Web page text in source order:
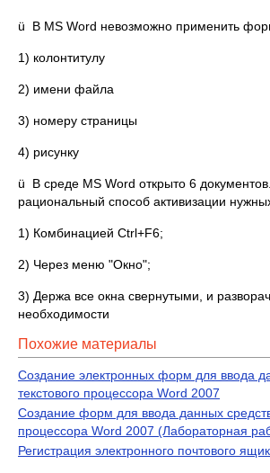
ü В MS Word невозможно применить
1) колонтитулу
2) имени файла
3) номеру страницы
4) рисунку
ü В среде MS Word открыто 6
рациональный способ активизации
1) Комбинацией Ctrl+F6;
2) Через меню "Окно";
3) Держа все окна свернутыми, и
необходимости
Похожие материалы
Создание электронных форм для ввода
текстового процессора Word 2007
Создание форм для ввода данных
процессора Word 2007 (Лабораторная
Регистрация электронного почтового